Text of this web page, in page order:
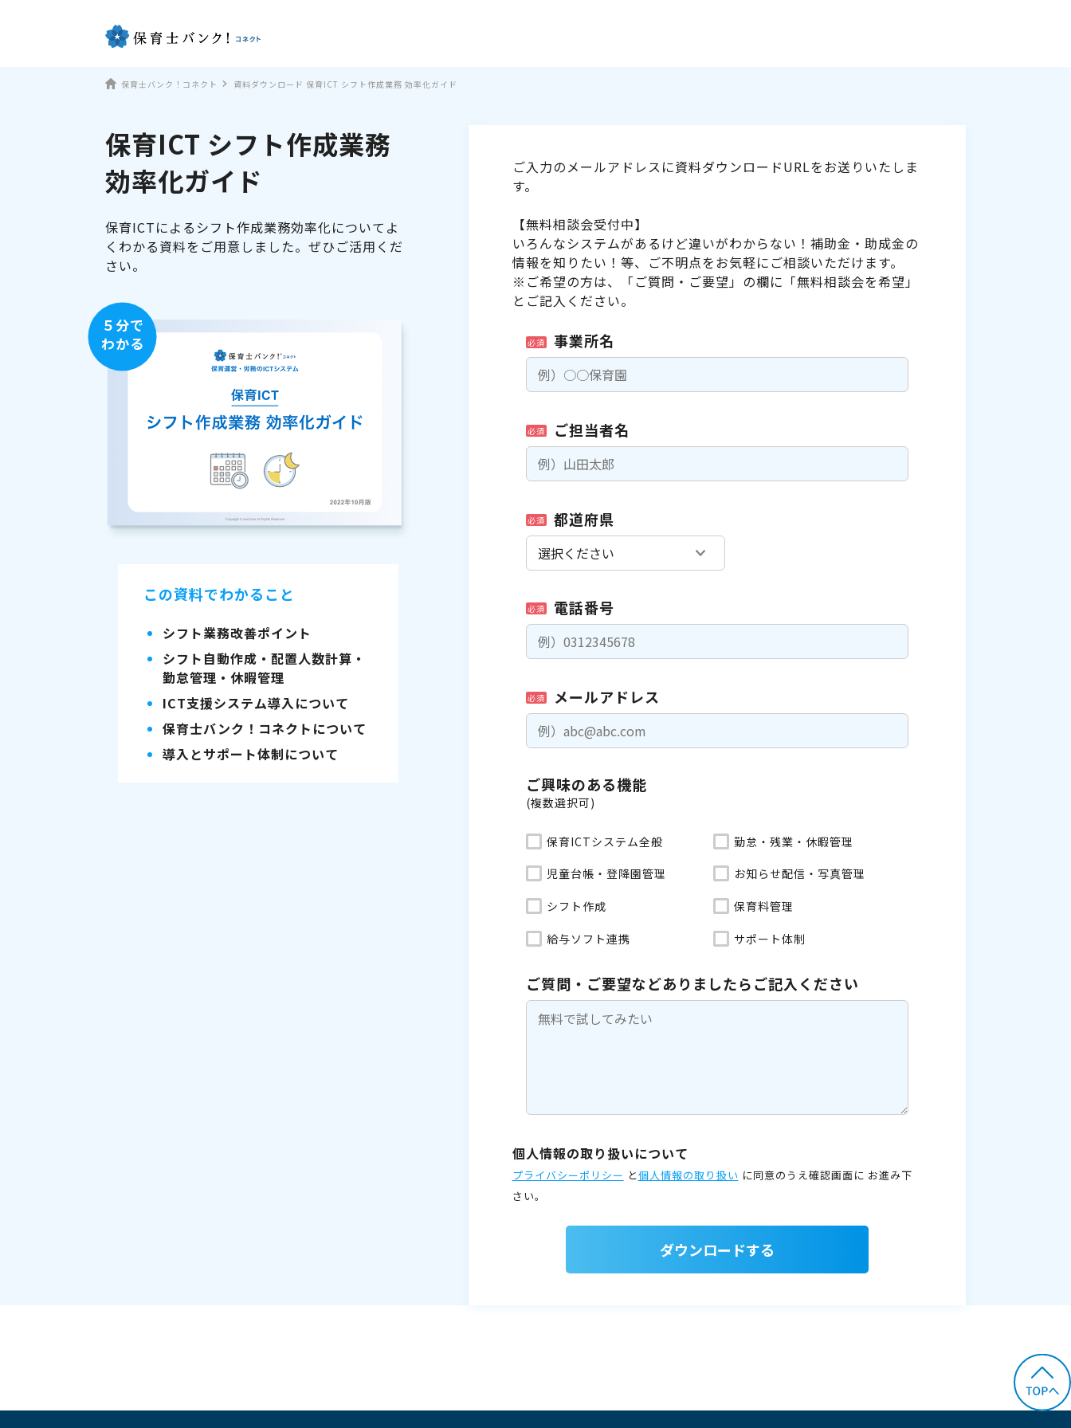
保育士バンク！コネクト 資料ダウンロード 保育ICT シフト作成業務 効率化ガイド
保育ICT シフト作成業務
効率化ガイド
保育ICTによるシフト作成業務効率化についてよ
くわかる資料をご用意しました。ぜひご活用くだ
さい。
５分で
わかる
この資料でわかること
シフト業務改善ポイント
シフト自動作成・配置人数計算・
勤怠管理・休暇管理
ICT支援システム導入について
保育士バンク！コネクトについて
導入とサポート体制について
ご入力のメールアドレスに資料ダウンロードURLをお送りいたしま
す。
【無料相談会受付中】
いろんなシステムがあるけど違いがわからない！補助金・助成金の
情報を知りたい！等、ご不明点をお気軽にご相談いただけます。
※ご希望の方は、「ご質問・ご要望」の欄に「無料相談会を希望」
とご記入ください。
必須 事業所名
必須 ご担当者名
必須 都道府県
必須 電話番号
必須 メールアドレス
ご興味のある機能
(複数選択可)
保育ICTシステム全般 勤怠・残業・休暇管理
児童台帳・登降園管理 お知らせ配信・写真管理
シフト作成 保育料管理
給与ソフト連携 サポート体制
ご質問・ご要望などありましたらご記入ください
個人情報の取り扱いについて
プライバシーポリシー と個人情報の取り扱い に同意のうえ確認画面に お進み下
さい。
ダウンロードする